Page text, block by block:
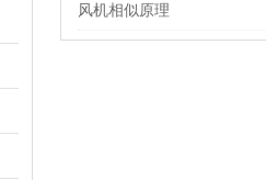
风机相似原理